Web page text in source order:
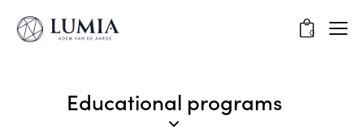
0
Educational programs